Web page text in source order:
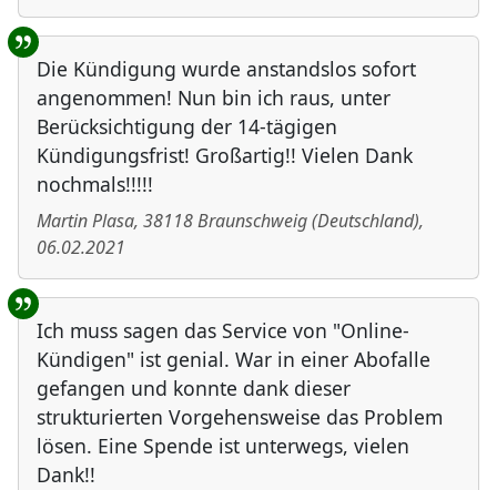
Die Kündigung wurde anstandslos sofort
angenommen! Nun bin ich raus, unter
Berücksichtigung der 14-tägigen
Kündigungsfrist! Großartig!! Vielen Dank
nochmals!!!!!
Martin Plasa, 38118Braunschweig(Deutschland),
06.02.2021
Ich muss sagen das Service von "Online-
Kündigen" ist genial. War in einer Abofalle
gefangen und konnte dank dieser
strukturierten Vorgehensweise das Problem
lösen. Eine Spende ist unterwegs, vielen
Dank!!